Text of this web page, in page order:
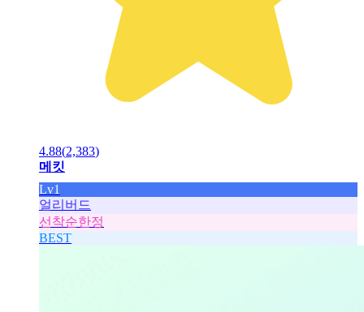
4.88(2,383)
메킷
Lv1
얼리버드
선착순한정
BEST